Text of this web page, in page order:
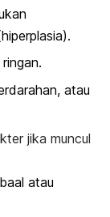
atau
jika muncul
atau